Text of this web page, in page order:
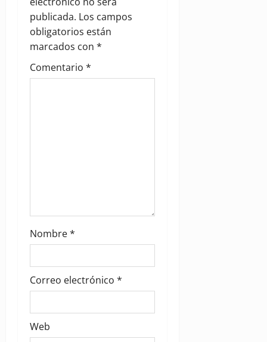
g
a
t
i
publicada. Los campos
obligatorios están
marcados con *
Comentario *
Nombre*
Correo electrónico *
Web